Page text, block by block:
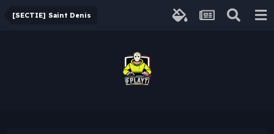
[SECTIE] Saint Denis